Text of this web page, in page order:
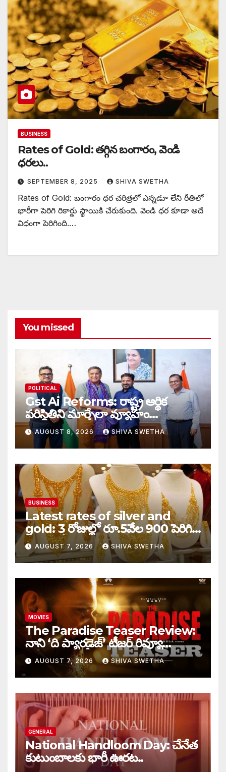
BUSINESS
Rates of Gold: తగ్గిన బంగారం, వెండి
ధరలు..
SEPTEMBER 8, 2025 SHIVA SWETHA
Rates of Gold: బంగారం ధర చరిత్రలో ఎన్నడూ లేని రీతిలో
భారీగా పెరిగి రికార్డు స్థాయికి చేరుకుంది. వెండి ధర కూడా అదే
విధంగా పెరిగింది.…
You missed
POLITICAL
Gst Ai Reforms: రాష్ట్ర ఆర్థిక
పరిస్థితిని మార్చేలా వ్యూహం…
AUGUST 8, 2026 SHIVA SWETHA
BUSINESS
Latest rates of silver and
gold: 3 రోజుల్లో రూ.5వేల 900 పెరిగిన
తులం గోల్డ్…
AUGUST 7, 2026 SHIVA SWETHA
MOVIES
The Paradise Teaser Review:
నాని ‘ది ప్యారడైజ్’ టీజర్ రివ్యూ…
AUGUST 7, 2026 SHIVA SWETHA
GENERAL
National Handloom Day: చేనేత
కుటుంబాలకు భారీ ఊరట..